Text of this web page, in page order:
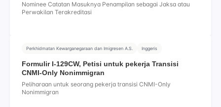
Nominee Catatan Masuknya Penampilan sebagai Jaksa atau
Perwakilan Terakreditasi
Perkhidmatan Kewarganegaraan dan Imigresen A.S. Inggeris
Formulir I-129CW, Petisi untuk pekerja Transisi
CNMI-Only Nonimmigran
Peliharaan untuk seorang pekerja transisi CNMI-Only
Nonimmigran